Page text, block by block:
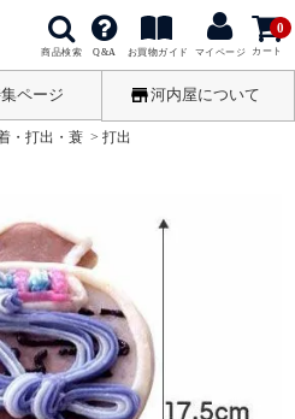
商品検索 Q&A お買物ガイド マイページ カート
0
ページ 河内屋について
・打出・蓑 打出